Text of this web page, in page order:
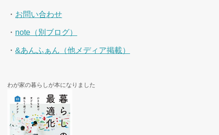
・ お問い合わせ
・ note（別ブログ）
・ &あんふぁん（他メディア掲載）
わが家の暮らしが本になりました